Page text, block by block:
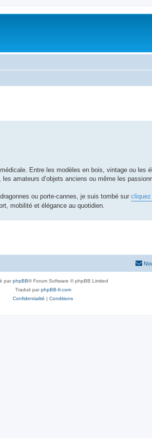
Entre les modèles en bois, vintage ou les
amateurs d’objets anciens ou même les
ou porte-cannes, je suis tombé sur
mobilité et élégance au quotidien.
parphpBB® Forum Software © phpBB Limited
Traduit parphpBB-fr.com
Confidentialité | Conditions